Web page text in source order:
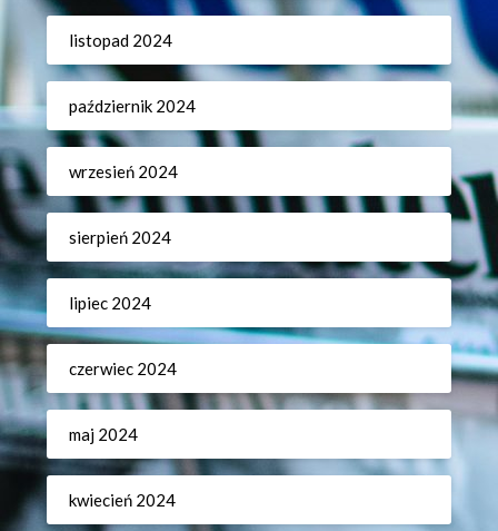
listopad 2024
październik 2024
wrzesień 2024
sierpień 2024
lipiec 2024
czerwiec 2024
maj 2024
kwiecień 2024